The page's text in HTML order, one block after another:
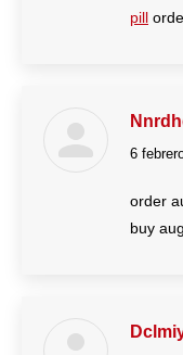
pill
dice:
6
order
buy